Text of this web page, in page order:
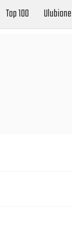
Top 100 Ulubione